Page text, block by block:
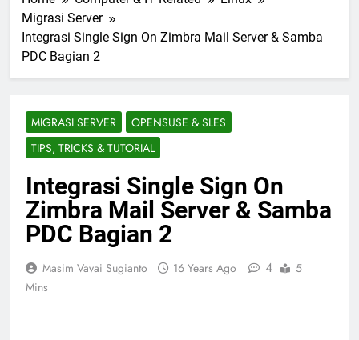
Migrasi Server
Integrasi Single Sign On Zimbra Mail Server & Samba
PDC Bagian 2
MIGRASI SERVER
OPENSUSE & SLES
TIPS, TRICKS & TUTORIAL
Integrasi Single Sign On
Zimbra Mail Server & Samba
PDC Bagian 2
Masim Vavai Sugianto 16 Years Ago 4
5
Mins